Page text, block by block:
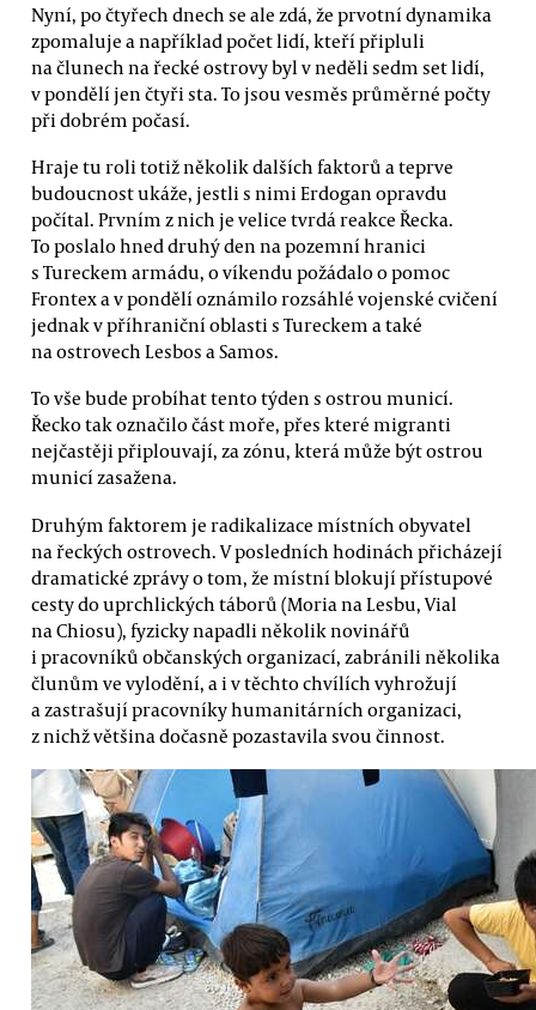
Nyní, po čtyřech dnech se ale zdá, že prvotní dynamika
zpomaluje a například počet lidí, kteří připluli
na člunech na řecké ostrovy byl v neděli sedm set lidí,
v pondělí jen čtyři sta. To jsou vesměs průměrné počty
při dobrém počasí.
Hraje tu roli totiž několik dalších faktorů a teprve
budoucnost ukáže, jestli s nimi Erdogan opravdu
počítal. Prvním z nich je velice tvrdá reakce Řecka.
To poslalo hned druhý den na pozemní hranici
s Tureckem armádu, o víkendu požádalo o pomoc
Frontex a v pondělí oznámilo rozsáhlé vojenské cvičení
jednak v příhraniční oblasti s Tureckem a také
na ostrovech Lesbos a Samos.
To vše bude probíhat tento týden s ostrou municí.
Řecko tak označilo část moře, přes které migranti
nejčastěji připlouvají, za zónu, která může být ostrou
municí zasažena.
Druhým faktorem je radikalizace místních obyvatel
na řeckých ostrovech. V posledních hodinách přicházejí
dramatické zprávy o tom, že místní blokují přístupové
cesty do uprchlických táborů (Moria na Lesbu, Vial
na Chiosu), fyzicky napadli několik novinářů
i pracovníků občanských organizací, zabránili několika
člunům ve vylodění, a i v těchto chvílích vyhrožují
a zastrašují pracovníky humanitárních organizaci,
z nichž většina dočasně pozastavila svou činnost.